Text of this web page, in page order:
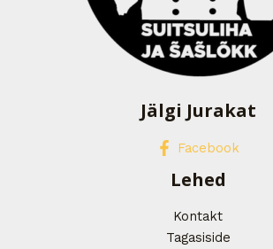
Jälgi Jurakat
Facebook
Lehed
Kontakt
Tagasiside